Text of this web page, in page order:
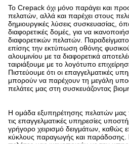
Το Crepack όχι μόνο παράγει και
πελατών, αλλά και παρέχει στους
δημιουργικές λύσεις συσκευασίας,
διαφορετικές δομές, για να
διαφορετικών πελατών.
επίσης την εκτύπωση οθόνης
αλουμινίου με τα διαφορετικά
ταιριάξουμε με το λογότυπο
Πιστεύουμε ότι οι επαγγελματικές
μπορούν να παρέχουν τη μεγάλη
πελάτες μας στη συσκευάζοντας
Η ομάδα εξυπηρέτησης πελατών μας
τις επαγγελματικές υπηρεσίες
γρήγορο χειρισμό δειγμάτων, καθώς
κύκλους παραγωγής και παράδοσης.